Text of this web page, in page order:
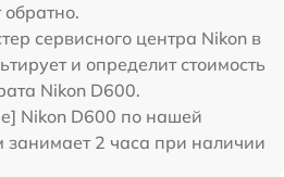
сервисного центра Nikon в
и определит стоимость
Nikon D600.
Nikon D600 по нашей
занимает 2 часа при наличии